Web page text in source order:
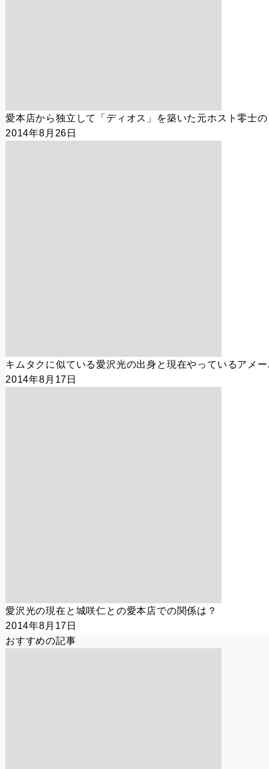
愛本店から独立して「ディオス」を築いた元ホスト零士
2014年8月26日
キムタクに似ている愛沢光の出身と現在やっているアメ
2014年8月17日
愛沢光の現在と城咲仁との愛本店での関係は？
2014年8月17日
おすすめの記事